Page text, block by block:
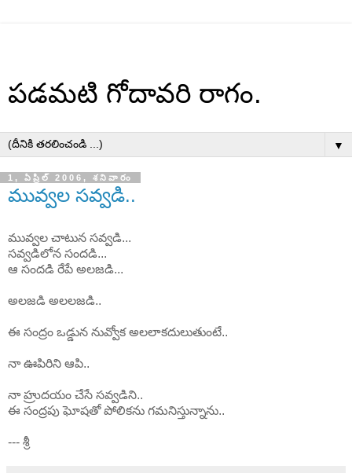
పడమటి గోదావరి రాగం.
▼
1, ఏప్రిల్ 2006, శనివారం
మువ్వల సవ్వడి..
మువ్వల చాటున సవ్వడి...
సవ్వడిలోన సందడి...
ఆ సందడి రేపే అలజడి...
అలజడి అలలజడి..
ఈ సంద్రం ఒడ్డున నువ్వోక అలలాకదులుతుంటే..
నా ఊపిరిని ఆపి..
నా హ్రుదయం చేసే సవ్వడిని..
ఈ సంద్రపు ఘోషతో పోలికను గమనిస్తున్నాను..
--- శ్రీ